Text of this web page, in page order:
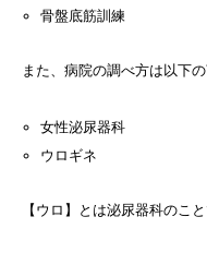
骨盤底筋訓練
また、病院の調べ方は以下
女性泌尿器科
ウロギネ
【ウロ】とは泌尿器科のこ